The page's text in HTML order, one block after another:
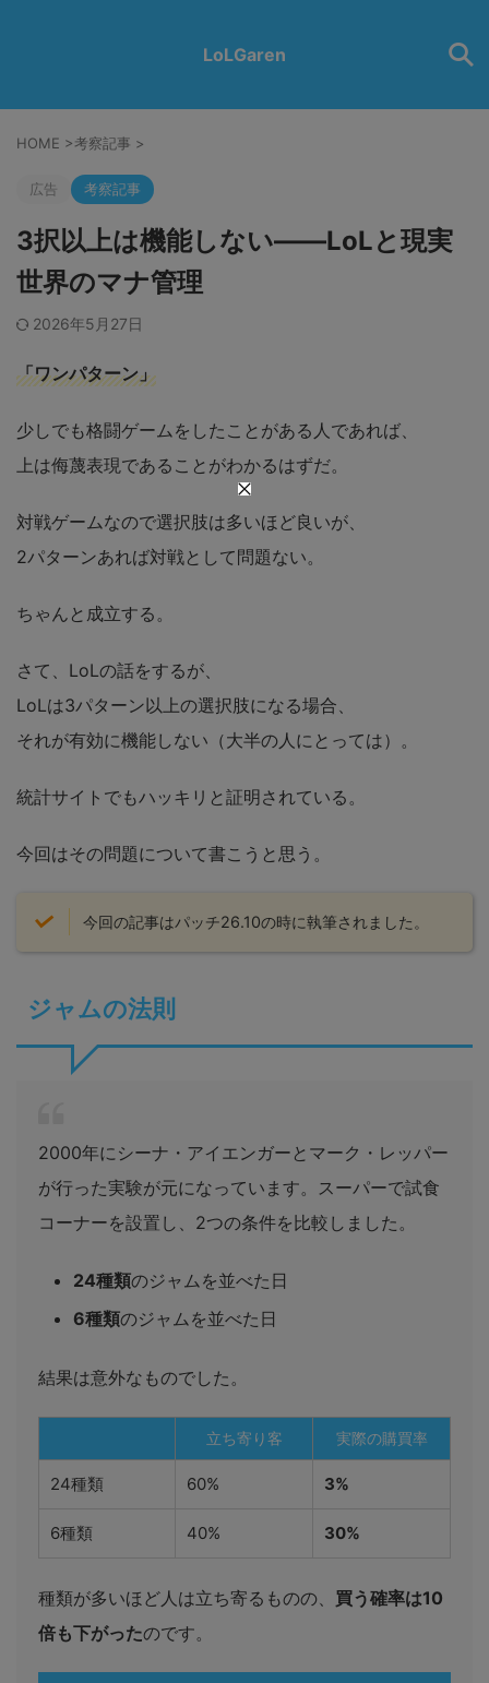
LoLGaren
HOME >考察記事 >
広告 考察記事
3択以上は機能しない――LoLと現実
世界のマナ管理
2026年5月27日
「ワンパターン」
少しでも格闘ゲームをしたことがある人であれば、
上は侮蔑表現であることがわかるはずだ。
対戦ゲームなので選択肢は多いほど良いが、
2パターンあれば対戦として問題ない。
ちゃんと成立する。
さて、LoLの話をするが、
LoLは3パターン以上の選択肢になる場合、
それが有効に機能しない（大半の人にとっては）。
統計サイトでもハッキリと証明されている。
今回はその問題について書こうと思う。
今回の記事はパッチ26.10の時に執筆されました。
ジャムの法則
2000年にシーナ・アイエンガーとマーク・レッパー
が行った実験が元になっています。スーパーで試食
コーナーを設置し、2つの条件を比較しました。
24種類のジャムを並べた日
6種類のジャムを並べた日
結果は意外なものでした。
立ち寄り客 実際の購買率
24種類 60% 3%
6種類 40% 30%
種類が多いほど人は立ち寄るものの、 買う確率は10
倍も下がったのです。